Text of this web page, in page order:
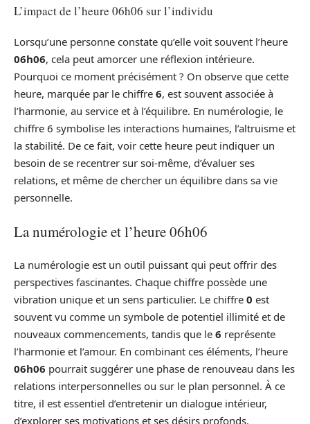
L’impact de l’heure 06h06 sur l’individu
Lorsqu’une personne constate qu’elle voit souvent l’heure
06h06, cela peut amorcer une réflexion intérieure.
Pourquoi ce moment précisément ? On observe que cette
heure, marquée par le chiffre 6, est souvent associée à
l’harmonie, au service et à l’équilibre. En numérologie, le
chiffre 6 symbolise les interactions humaines, l’altruisme et
la stabilité. De ce fait, voir cette heure peut indiquer un
besoin de se recentrer sur soi-même, d’évaluer ses
relations, et même de chercher un équilibre dans sa vie
personnelle.
La numérologie et l’heure 06h06
La numérologie est un outil puissant qui peut offrir des
perspectives fascinantes. Chaque chiffre possède une
vibration unique et un sens particulier. Le chiffre 0 est
souvent vu comme un symbole de potentiel illimité et de
nouveaux commencements, tandis que le 6 représente
l’harmonie et l’amour. En combinant ces éléments, l’heure
06h06 pourrait suggérer une phase de renouveau dans les
relations interpersonnelles ou sur le plan personnel. À ce
titre, il est essentiel d’entretenir un dialogue intérieur,
d’explorer ses motivations et ses désirs profonds.